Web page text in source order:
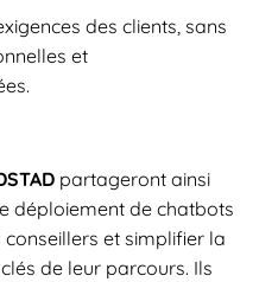
des clients, sans
et
partageront ainsi
déploiement de chatbots
et simplifier la
de leur parcours. Ils